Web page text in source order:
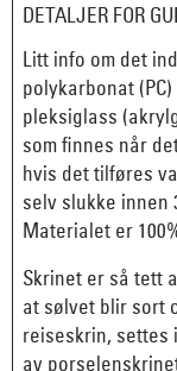
DETALJER FOR
Litt info om det
polykarbonat
pleksiglass
som finnes når
hvis det tilføres
selv slukke innen
Materialet er
Skrinet er så tett
at sølvet blir sort
reiseskrin, settes
av